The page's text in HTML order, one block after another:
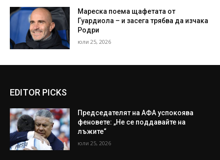
Мареска поема щафетата от
Гуардиола – и засега трябва да изчака
Родри
юли 25, 2026
EDITOR PICKS
Председателят на АФА успокоява
феновете: „Не се поддавайте на
лъжите“
юли 25, 2026